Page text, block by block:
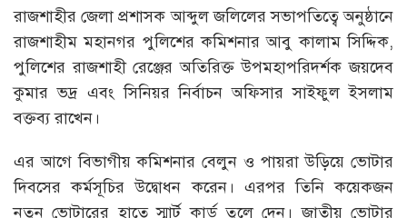
রাজশাহীর জেলা প্রশাসক আব্দুল জলিলের সভাপতিত্বে অনুষ্ঠানে
রাজশাহীম মহানগর পুলিশের কমিশনার আবু কালাম সিদ্দিক,
পুলিশের রাজশাহী রেঞ্জের অতিরিক্ত উপমহাপরিদর্শক জয়দেব
কুমার ভদ্র এবং সিনিয়র নির্বাচন অফিসার সাইফুল ইসলাম
বক্তব্য রাখেন।
এর আগে বিভাগীয় কমিশনার বেলুন ও পায়রা উড়িয়ে ভোটার
দিবসের কর্মসূচির উদ্বোধন করেন। এরপর তিনি কয়েকজন
নতুন ভোটারের হাতে স্মার্ট কার্ড তুলে দেন। জাতীয় ভোটার